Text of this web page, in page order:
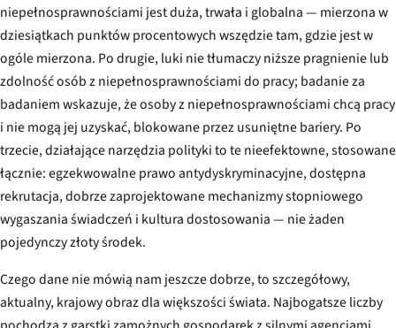
niepełnosprawnościami jest duża, trwała i globalna — mierzona w
dziesiątkach punktów procentowych wszędzie tam, gdzie jest w
ogóle mierzona. Po drugie, luki nie tłumaczy niższe pragnienie lub
zdolność osób z niepełnosprawnościami do pracy; badanie za
badaniem wskazuje, że osoby z niepełnosprawnościami chcą pracy
i nie mogą jej uzyskać, blokowane przez usuniętne bariery. Po
trzecie, działające narzędzia polityki to te nieefektowne, stosowane
łącznie: egzekwowalne prawo antydyskryminacyjne, dostępna
rekrutacja, dobrze zaprojektowane mechanizmy stopniowego
wygaszania świadczeń i kultura dostosowania — nie żaden
pojedynczy złoty środek.
Czego dane nie mówią nam jeszcze dobrze, to szczegółowy,
aktualny, krajowy obraz dla większości świata. Najbogatsze liczby